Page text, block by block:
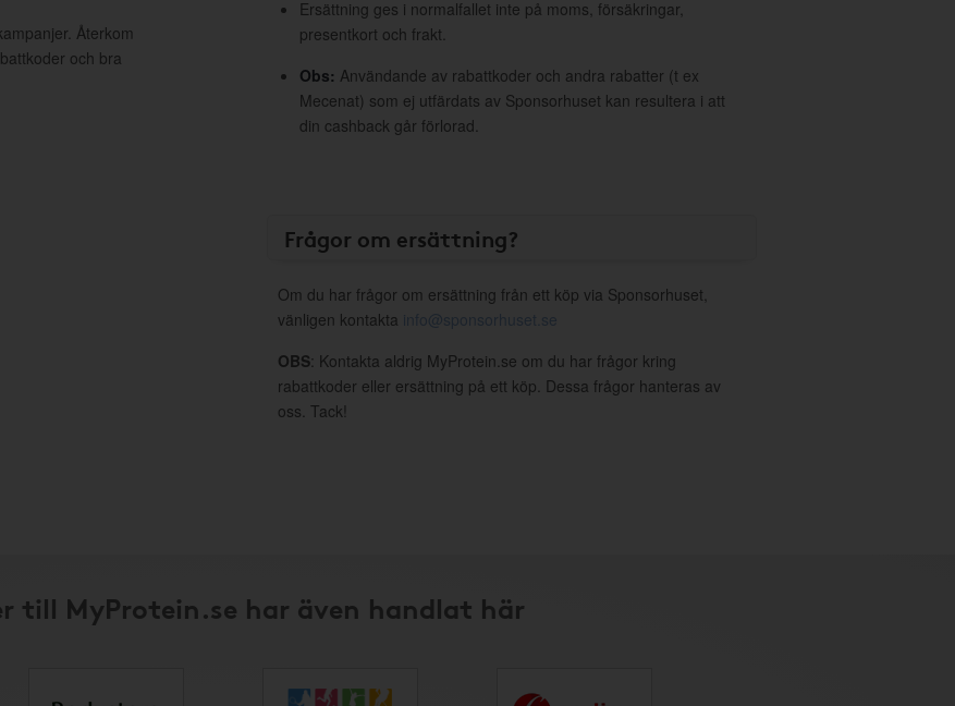
Återkom
och bra
Ersättning ges i normalfallet inte på moms, försäkringar,
presentkort och frakt.
Obs: Användande av rabattkoder och andra rabatter (t ex
Mecenat) som ej utfärdats av Sponsorhuset kan resultera i att
din cashback går förlorad.
Frågor om ersättning?
Om du har frågor om ersättning från ett köp via Sponsorhuset,
vänligen kontakta info@sponsorhuset.se
OBS: Kontakta aldrig MyProtein.se om du har frågor kring
rabattkoder eller ersättning på ett köp. Dessa frågor hanteras av
oss. Tack!
till MyProtein.se har även handlat här